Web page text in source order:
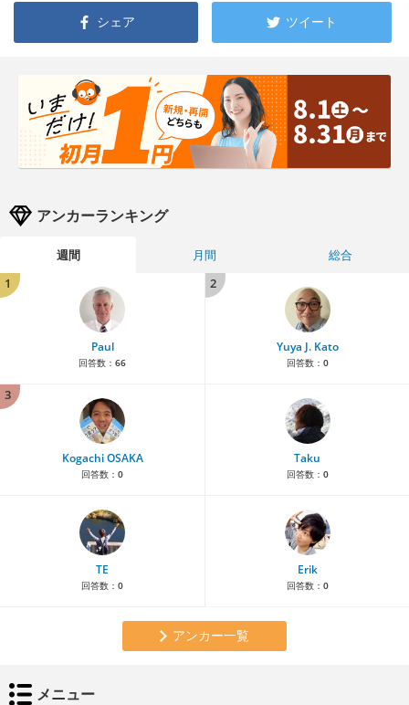
シェア ツイート
アンカーランキング
週間 月間
総合
1
Paul
回答数： 66
2
Yuya J. Kato
回答数： 0
3
Kogachi OSAKA
回答数： 0
Taku
回答数： 0
TE
回答数： 0
Erik
回答数： 0
アンカー一覧
メニュー